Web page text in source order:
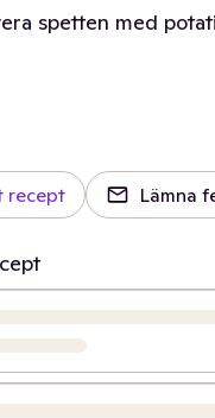
spetten med
recept Lämna